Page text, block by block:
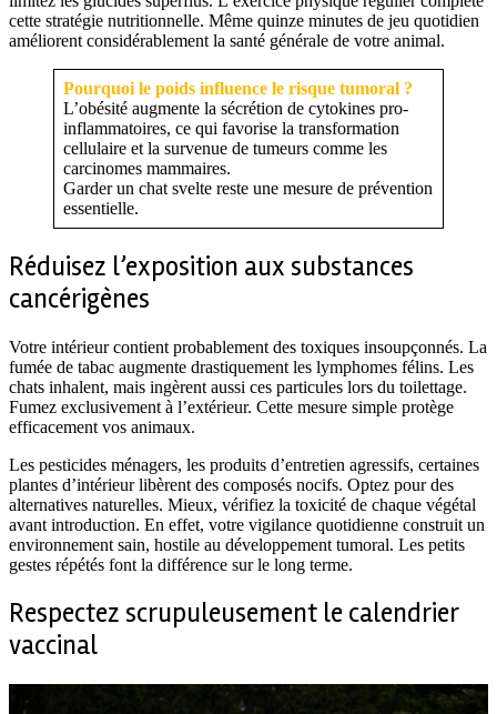
cette stratégie nutritionnelle. Même quinze minutes de jeu quotidien
améliorent considérablement la santé générale de votre animal.
Pourquoi le poids influence le risque tumoral ?
L’obésité augmente la sécrétion de cytokines pro-
inflammatoires, ce qui favorise la transformation
cellulaire et la survenue de tumeurs comme les
carcinomes mammaires.
Garder un chat svelte reste une mesure de prévention
essentielle.
Réduisez l’exposition aux substances
cancérigènes
Votre intérieur contient probablement des toxiques insoupçonnés. La
fumée de tabac augmente drastiquement les lymphomes félins. Les
chats inhalent, mais ingèrent aussi ces particules lors du toilettage.
Fumez exclusivement à l’extérieur. Cette mesure simple protège
efficacement vos animaux.
Les pesticides ménagers, les produits d’entretien agressifs, certaines
plantes d’intérieur libèrent des composés nocifs. Optez pour des
alternatives naturelles. Mieux, vérifiez la toxicité de chaque végétal
avant introduction. En effet, votre vigilance quotidienne construit un
environnement sain, hostile au développement tumoral. Les petits
gestes répétés font la différence sur le long terme.
Respectez scrupuleusement le calendrier
vaccinal